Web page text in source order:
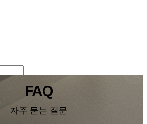
FAQ
자주 묻는 질문